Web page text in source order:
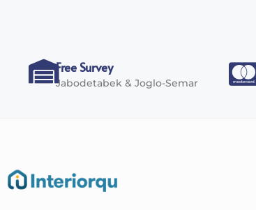
Free Survey
Jabodetabek & Joglo-Semar